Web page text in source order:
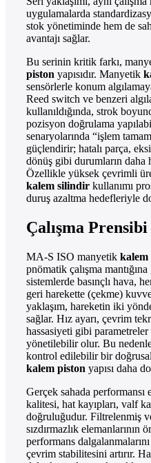
uygulamalarda
stok yönetiminde hem de
avantajı sağlar.
Bu serinin kritik farkı,
piston yapısıdır. Manyetik
sensörlerle konum
Reed switch ve benzeri
kullanıldığında, strok
pozisyon doğrulama
senaryolarında “işlem
güçlendirir; hatalı parça,
dönüş gibi durumların daha
Özellikle yüksek çevrimli
kalem silindir kullanımı
duruş azaltma hedefleriyle
Çalışma Prensibi
MA-S ISO manyetik
pnömatik çalışma
sistemlerde basınçlı hava,
geri harekette (çekme)
yaklaşım, hareketin iki
sağlar. Hız ayarı, çevrim
hassasiyeti gibi
yönetilebilir olur. Bu
kontrol edilebilir bir
kalem piston yapısı daha
Gerçek sahada performansı
kalitesi, hat kayıpları, valf
doğruluğudur. Filtrelenmiş
sızdırmazlık elemanlarının
performans
çevrim stabilitesini artırır.